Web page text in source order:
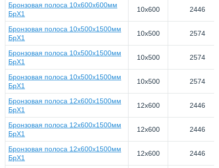
Бронзовая полоса 10x600x600мм
БрХ1
10x600 2446
Бронзовая полоса 10x500x1500мм
БрХ1
10x500 2574
Бронзовая полоса 10x500x1500мм
БрХ1
10x500 2574
Бронзовая полоса 10x500x1500мм
БрХ1
10x500 2574
Бронзовая полоса 12x600x1500мм
БрХ1
12x600 2446
Бронзовая полоса 12x600x1500мм
БрХ1
12x600 2446
Бронзовая полоса 12x600x1500мм
БрХ1
12x600 2446